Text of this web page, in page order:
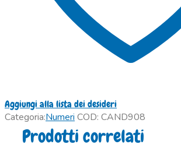
Aggiungi alla lista dei desideri
Categoria:Numeri COD: CAND908
Prodotti correlati